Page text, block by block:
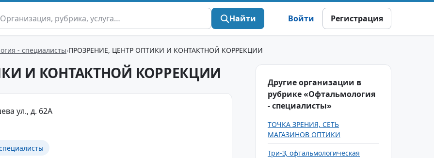
Найти Войти Регистрация
- специалисты ПРОЗРЕНИЕ, ЦЕНТР ОПТИКИ И КОНТАКТНОЙ КОРРЕКЦИИ
И КОНТАКТНОЙ КОРРЕКЦИИ
ул., д. 62А
Другие организации в
рубрике «Офтальмология
- специалисты»
ТОЧКА ЗРЕНИЯ, СЕТЬ
МАГАЗИНОВ ОПТИКИ
Три-З, офтальмологическая